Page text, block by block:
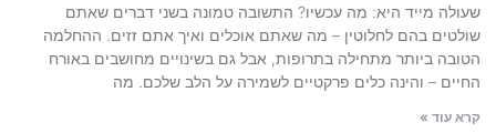
שעולה מייד היא: מה עכשיו? התשובה טמונה בשני דברים שאתם
שולטים בהם לחלוטין – מה שאתם אוכלים ואיך אתם זזים. ההחלמה
הטובה ביותר מתחילה בתרופות, אבל גם בשינויים מחושבים באורח
החיים – והינה כלים פרקטיים לשמירה על הלב שלכם. מה
קרא עוד »